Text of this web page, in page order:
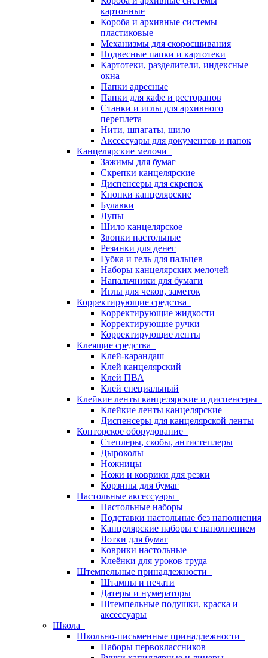
картонные
Короба и архивные системы
пластиковые
Механизмы для скоросшивания
Подвесные папки и картотеки
Картотеки, разделители, индексные
окна
Папки адресные
Папки для кафе и ресторанов
Станки и иглы для архивного
переплета
Нити, шпагаты, шило
Аксессуары для документов и папок
Канцелярские мелочи
Зажимы для бумаг
Скрепки канцелярские
Диспенсеры для скрепок
Кнопки канцелярские
Булавки
Лупы
Шило канцелярское
Звонки настольные
Резинки для денег
Губка и гель для пальцев
Наборы канцелярских мелочей
Напальчники для бумаги
Иглы для чеков, заметок
Корректирующие средства
Корректирующие жидкости
Корректирующие ручки
Корректирующие ленты
Клеящие средства
Клей-карандаш
Клей канцелярский
Клей ПВА
Клей специальный
Клейкие ленты канцелярские и диспенсеры
Клейкие ленты канцелярские
Диспенсеры для канцелярской ленты
Конторское оборудование
Степлеры, скобы, антистеплеры
Дыроколы
Ножницы
Ножи и коврики для резки
Корзины для бумаг
Настольные аксессуары
Настольные наборы
Подставки настольные без наполнения
Канцелярские наборы с наполнением
Лотки для бумаг
Коврики настольные
Клеёнки для уроков труда
Штемпельные принадлежности
Штампы и печати
Датеры и нумераторы
Штемпельные подушки, краска и
аксессуары
Школа
Школьно-письменные принадлежности
Наборы первоклассников